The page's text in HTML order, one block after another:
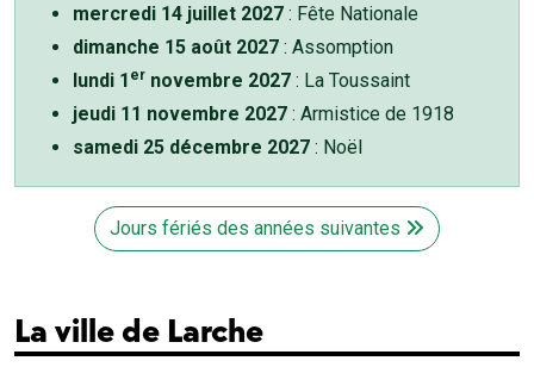
mercredi 14 juillet 2027 : Fête Nationale
dimanche 15 août 2027 : Assomption
lundi 1 er novembre 2027 : La Toussaint
jeudi 11 novembre 2027 : Armistice de 1918
samedi 25 décembre 2027 : Noël
Jours fériés des années suivantes
La ville de Larche